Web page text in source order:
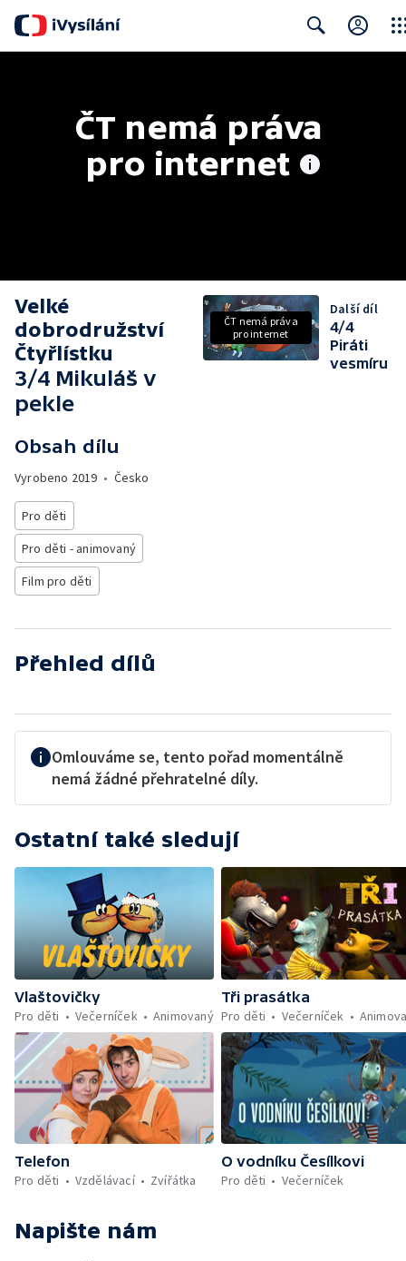
ČT nemá práva
pro internet
Velké
dobrodružství
Čtyřlístku
3/4 Mikuláš v
pekle
Obsah dílu
Vyrobeno 2019 • Česko
Pro děti
Pro děti - animovaný
Film pro děti
ČT nemá práva
pro internet
Další díl
4/4
Piráti
vesmíru
Přehled dílů
Omlouváme se, tento pořad momentálně
nemá žádné přehratelné díly.
Ostatní také sledují
Vlaštovičky
Pro děti
Večerníček Animovaný
Tři prasátka
Pro děti
Večerníček
Telefon
Pro děti
Vzdělávací Zvířátka
O vodníku Česílkovi
Pro děti
Večerníček
Napište nám